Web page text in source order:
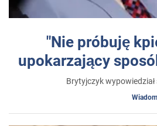
"Nie próbuję
upokarzający
Brytyjczyk